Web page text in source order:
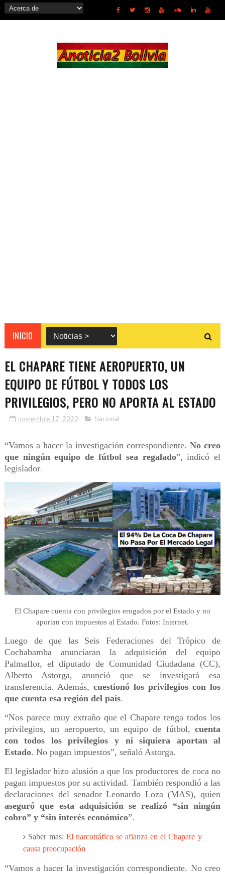
INICIO
EL CHAPARE TIENE AEROPUERTO, UN
EQUIPO DE FÚTBOL Y TODOS LOS
PRIVILEGIOS, PERO NO APORTA AL ESTADO
noviembre 17, 2022 Nacional
“Vamos a hacer la investigación correspondiente.No creo
que ningún equipo de fútbol sea regalado”, indicó el
legislador.
El Chapare cuenta con privilegios erogados por el Estado y no
aportan con impuestos al Estado. Fotos: Internet.
Luego de que las Seis Federaciones del Trópico de
Cochabamba anunciaran la adquisición del equipo
Palmaflor, el diputado de Comunidad Ciudadana (CC),
Alberto Astorga, anunció que se investigará esa
transferencia. Además, cuestionó los privilegios con los
que cuenta esa región del país.
“Nos parece muy extraño que el Chapare tenga todos los
privilegios, un aeropuerto, un equipo de fútbol,cuenta
con todos los privilegios y ni siquiera aportan al
Estado. No pagan impuestos”, señaló Astorga.
El legislador hizo alusión a que los productores de coca no
pagan impuestos por su actividad. También respondió a las
declaraciones del senador Leonardo Loza (MAS), quien
aseguró que esta adquisición se realizó “sin ningún
cobro” y “sin interés económico”.
Saber mas: El narcotráfico se afianza en el Chapare y
causa preocupación
“Vamos a hacer la investigación correspondiente. No creo